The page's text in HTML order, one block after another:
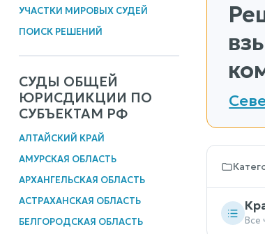
УЧАСТКИ МИРОВЫХ СУДЕЙ
ПОИСК РЕШЕНИЙ
СУДЫ ОБЩЕЙ
ЮРИСДИКЦИИ ПО
СУБЪЕКТАМ РФ
АЛТАЙСКИЙ КРАЙ
АМУРСКАЯ ОБЛАСТЬ
АРХАНГЕЛЬСКАЯ ОБЛАСТЬ
АСТРАХАНСКАЯ ОБЛАСТЬ
БЕЛГОРОДСКАЯ ОБЛАСТЬ
Все